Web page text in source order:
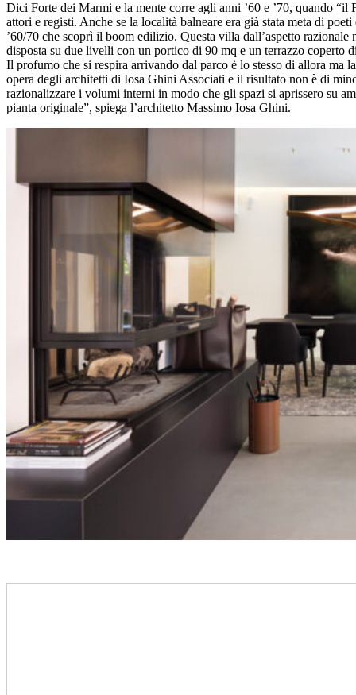
Dici Forte dei Marmi e la mente corre agli anni ’60 e ’70, quando
attori e registi. Anche se la località balneare era già stata meta di
’60/70 che scoprì il boom edilizio. Questa villa dall’aspetto
disposta su due livelli con un portico di 90 mq e un terrazzo coperto
Il profumo che si respira arrivando dal parco è lo stesso di allora ma
opera degli architetti di Iosa Ghini Associati e il risultato non è di
razionalizzare i volumi interni in modo che gli spazi si aprissero su
pianta originale”, spiega l’architetto Massimo Iosa Ghini.